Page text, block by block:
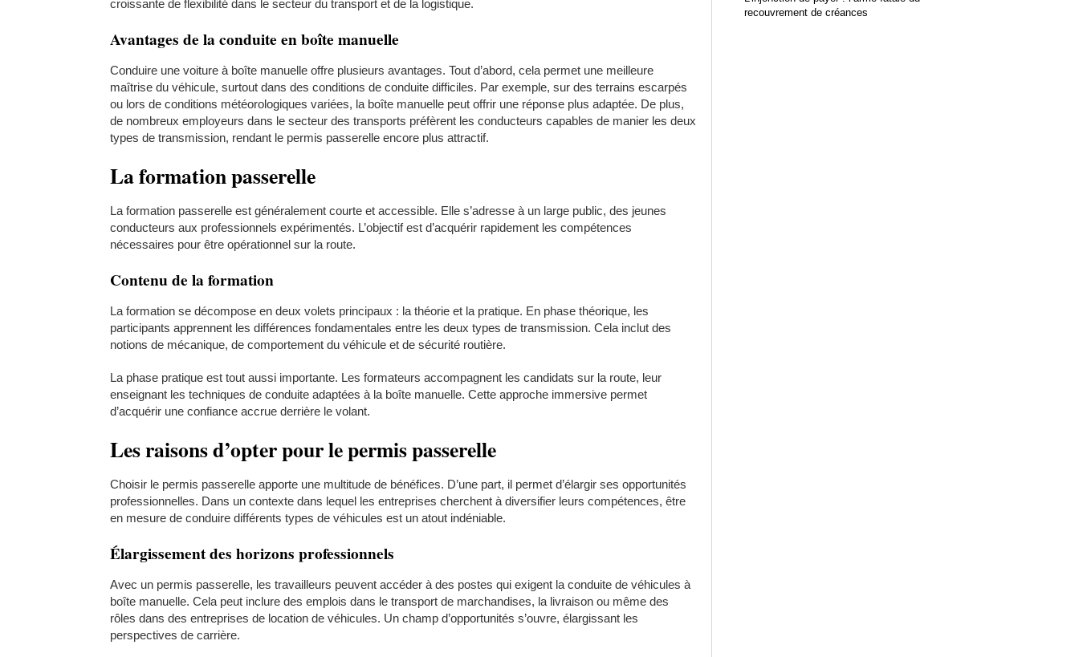
croissante de flexibilité dans le secteur du transport et de la logistique.
Avantages de la conduite en boîte manuelle
Conduire une voiture à boîte manuelle offre plusieurs avantages. Tout d’abord, cela permet une meilleure
maîtrise du véhicule, surtout dans des conditions de conduite difficiles. Par exemple, sur des terrains escarpés
ou lors de conditions météorologiques variées, la boîte manuelle peut offrir une réponse plus adaptée. De plus,
de nombreux employeurs dans le secteur des transports préfèrent les conducteurs capables de manier les deux
types de transmission, rendant le permis passerelle encore plus attractif.
La formation passerelle
La formation passerelle est généralement courte et accessible. Elle s’adresse à un large public, des jeunes
conducteurs aux professionnels expérimentés. L’objectif est d’acquérir rapidement les compétences
nécessaires pour être opérationnel sur la route.
Contenu de la formation
La formation se décompose en deux volets principaux : la théorie et la pratique. En phase théorique, les
participants apprennent les différences fondamentales entre les deux types de transmission. Cela inclut des
notions de mécanique, de comportement du véhicule et de sécurité routière.
La phase pratique est tout aussi importante. Les formateurs accompagnent les candidats sur la route, leur
enseignant les techniques de conduite adaptées à la boîte manuelle. Cette approche immersive permet
d’acquérir une confiance accrue derrière le volant.
Les raisons d’opter pour le permis passerelle
Choisir le permis passerelle apporte une multitude de bénéfices. D’une part, il permet d’élargir ses opportunités
professionnelles. Dans un contexte dans lequel les entreprises cherchent à diversifier leurs compétences, être
en mesure de conduire différents types de véhicules est un atout indéniable.
Élargissement des horizons professionnels
Avec un permis passerelle, les travailleurs peuvent accéder à des postes qui exigent la conduite de véhicules à
boîte manuelle. Cela peut inclure des emplois dans le transport de marchandises, la livraison ou même des
rôles dans des entreprises de location de véhicules. Un champ d’opportunités s’ouvre, élargissant les
perspectives de carrière.
recouvrement de créances